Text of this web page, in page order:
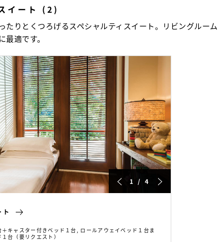
イート (2)
たりとくつろげるスペシャルティスイート。リビングルー
最適です。
1 / 4
キャスター付きベッド１台, ロールアウェイベッド１台ま
台（要リクエスト）